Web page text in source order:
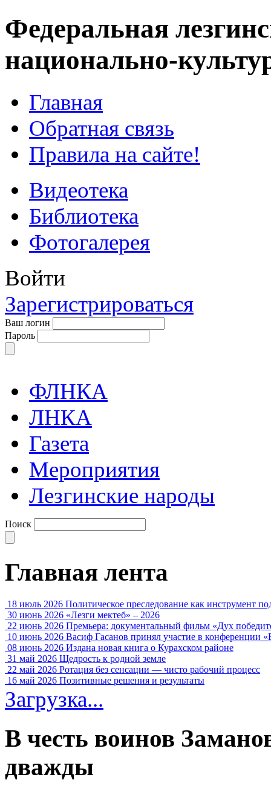
Федеральная
национально-
Главная
Обратная связь
Правила на сайте!
Видеотека
Библиотека
Фотогалерея
Войти
Зарегистрироваться
Ваш логин
Пароль
ФЛНКА
ЛНКА
Газета
Мероприятия
Лезгинские народы
Поиск
Главная лента
18 июль 2026 Политическое преследование как инструмент
30 июнь 2026 «Лезги мектеб» – 2026
22 июнь 2026 Премьера: документальный фильм «Дух
10 июнь 2026 Васиф Гасанов принял участие в конференции
08 июнь 2026 Издана новая книга о Курахском районе
31 май 2026 Щедрость к родной земле
22 май 2026 Ротация без сенсации — чисто рабочий процесс
16 май 2026 Позитивные решения и результаты
Загрузка...
В честь воинов
дважды